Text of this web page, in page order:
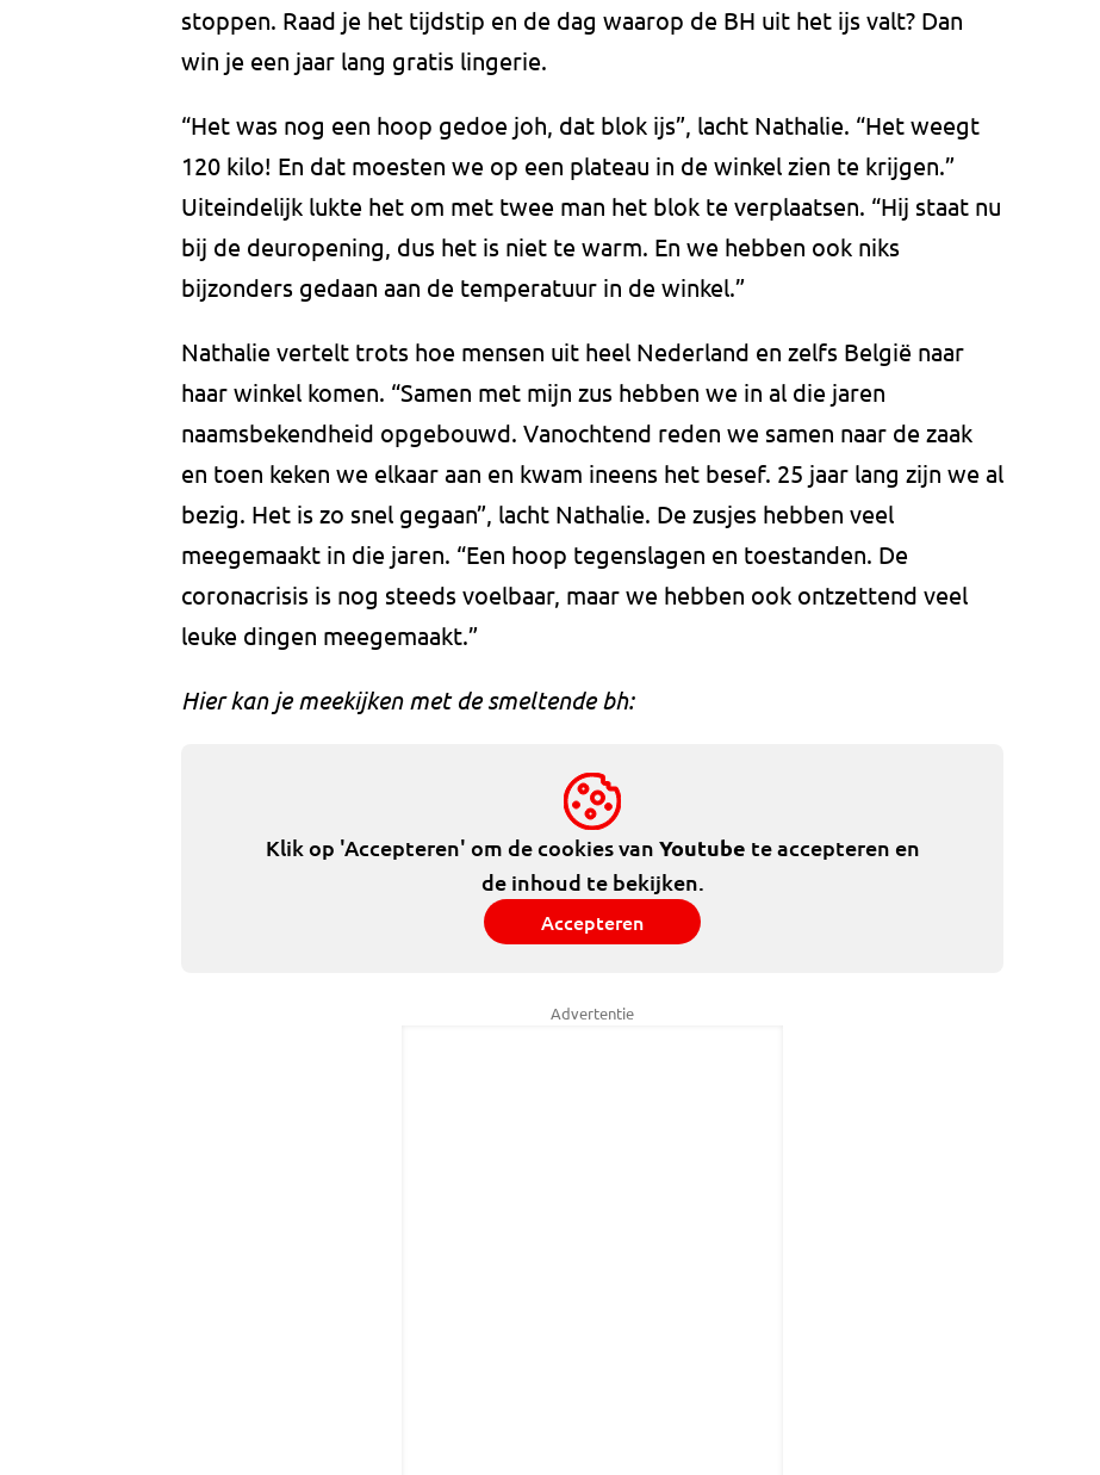
stoppen. Raad je het tijdstip en de dag waarop de BH uit het ijs valt? Dan
win je een jaar lang gratis lingerie.
“Het was nog een hoop gedoe joh, dat blok ijs”, lacht Nathalie. “Het weegt
120 kilo! En dat moesten we op een plateau in de winkel zien te krijgen.”
Uiteindelijk lukte het om met twee man het blok te verplaatsen. “Hij staat nu
bij de deuropening, dus het is niet te warm. En we hebben ook niks
bijzonders gedaan aan de temperatuur in de winkel.”
Nathalie vertelt trots hoe mensen uit heel Nederland en zelfs België naar
haar winkel komen. “Samen met mijn zus hebben we in al die jaren
naamsbekendheid opgebouwd. Vanochtend reden we samen naar de zaak
en toen keken we elkaar aan en kwam ineens het besef. 25 jaar lang zijn we al
bezig. Het is zo snel gegaan”, lacht Nathalie. De zusjes hebben veel
meegemaakt in die jaren. “Een hoop tegenslagen en toestanden. De
coronacrisis is nog steeds voelbaar, maar we hebben ook ontzettend veel
leuke dingen meegemaakt.”
Hier kan je meekijken met de smeltende bh:
Klik op 'Accepteren' om de cookies van Youtube te accepteren en
de inhoud te bekijken.
Accepteren
Advertentie